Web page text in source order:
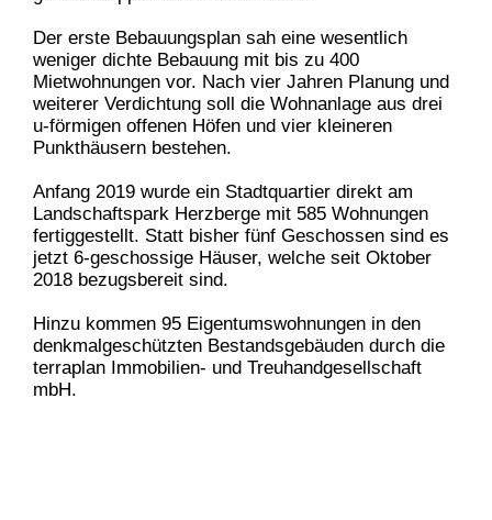
Der erste Bebauungsplan sah eine wesentlich
weniger dichte Bebauung mit bis zu 400
Mietwohnungen vor. Nach vier Jahren Planung und
weiterer Verdichtung soll die Wohnanlage aus drei
u-förmigen offenen Höfen und vier kleineren
Punkthäusern bestehen.
Anfang 2019 wurde ein Stadtquartier direkt am
Landschaftspark Herzberge mit 585 Wohnungen
fertiggestellt. Statt bisher fünf Geschossen sind es
jetzt 6-geschossige Häuser, welche seit Oktober
2018 bezugsbereit sind.
Hinzu kommen 95 Eigentumswohnungen in den
denkmalgeschützten Bestandsgebäuden durch die
terraplan Immobilien- und Treuhandgesellschaft
mbH.